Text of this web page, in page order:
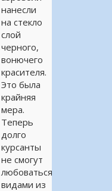
нанесли
на стекло
слой
черного,
вонючего
красителя.
Это была
крайняя
мера.
Теперь
долго
курсанты
не смогут
любоваться
видами из